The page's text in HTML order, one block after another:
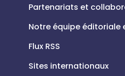
Partenariats et
Notre équipe éditoriale
Flux RSS
Sites internationaux